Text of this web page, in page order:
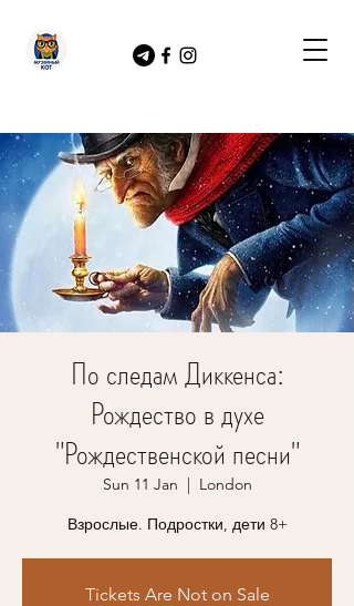
По следам Диккенса:
Рождество в духе
"Рождественской песни"
Sun 11 Jan
  |
London
Взрослые. Подростки, дети 8+
Tickets Are Not on Sale